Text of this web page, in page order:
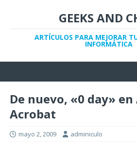
GEEKS AND
ARTÍCULOS PARA MEJORAR
INFORMÁTICA
De nuevo, «0 day» en
Acrobat
mayo 2, 2009 adminiculo